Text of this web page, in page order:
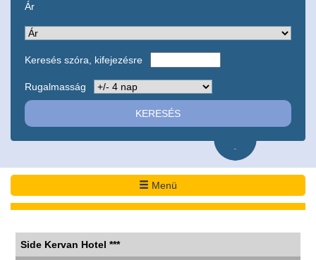
Ár
Keresés szóra, kifejezésre
Rugalmasság
-
Menü
Side Kervan Hotel ***